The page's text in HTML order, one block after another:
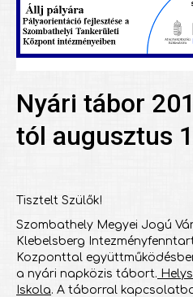
Nyári tábor
tól augusztus
Tisztelt Szülők!
Szombathely Megyei Jogú
Klebelsberg
Kozponttal
a nyári napközis tábort.
Iskola. A táborral